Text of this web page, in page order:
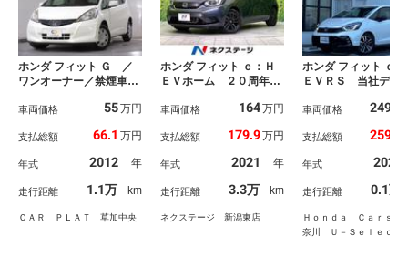
ホンダ フィット Ｇ ／
ワンオーナー／禁煙車／
ン／パワーステアリング
動格納ミラー／運転席エ
ッグ／キーレス／ＡＢＳ
／定期点検記録／フロア
マット／ドアバイザー／
車両価格 55万円
支払総額 66.1 万円
年式 2012 年
走行距離 1.1万 km
ＣＡＲ ＰＬＡＴ 草加中央
ホンダ フィット ｅ：Ｈ
ＥＶホーム ２０周年特
車 ９型ホンダコネクト
メラ Ｂｌｕｅｔｏｏｔ
衝突軽減装置 クリアラ
ンスソナー ハーフレザ
ーシート ＬＥＤヘッ
ド オートハイビーム
ＥＴＣ２．０ ドラレコ
車両価格 164万円
支払総額 179.9万円
年式 2021 年
走行距離 3.3万 km
ネクステージ 新潟東店
ホンダ フィット ｅ
ＥＶＲＳ 当社デモ
ＬＥＤヘッドライ
ディスプレー＋ＥＴ
イール ドライブレ
ダー フルセグ対
ＳＢ接続 レーダー
コン エアコン
車両価格 249.3
支払総額 259.8
年式 2026
走行距離 0.1万
Ｈｏｎｄａ Ｃａｒｓ中
奈川 Ｕ－Ｓｅｌｅｃｔ